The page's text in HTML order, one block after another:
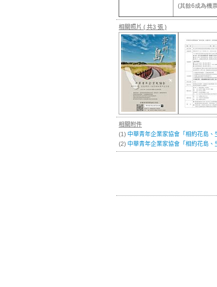
(其餘6成為機
相關照片 ( 共3 張 )
相關附件
(1) 中華青年企業家協會「相約花島
(2) 中華青年企業家協會「相約花島